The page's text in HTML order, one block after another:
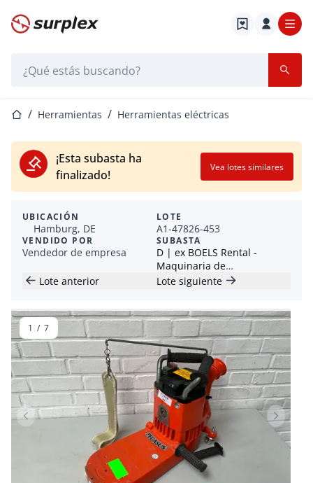
Página de inicio
Página de inicio
Herramientas Herramientas eléctricas
¡Esta subasta ha
finalizado!
Vea lotes similares
UBICACIÓN
Hamburg, DE
VENDIDO POR
Vendedor de empresa
LOTE
A1-47826-453
SUBASTA
D | ex BOELS Rental -
Maquinaria de
construcción, herramientas
Lote anterior Lote siguiente
Artículo anterior
1 / 7